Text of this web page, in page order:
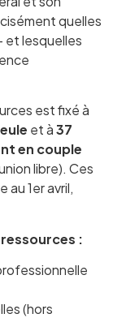
quelles
et lesquelles
est fixé à
et à37
en couple
libre). Ces
1er avril,
:
(hors